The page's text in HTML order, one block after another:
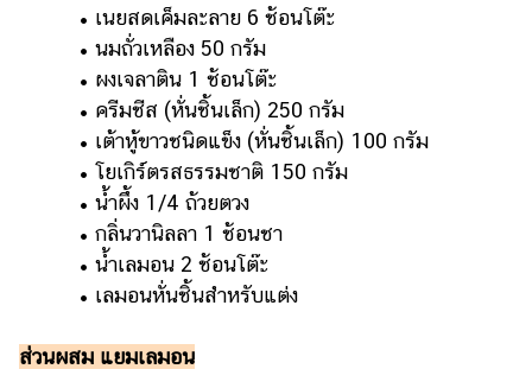
• เนยสดเค็มละลาย 6 ช้อนโต๊ะ
• นมถั่วเหลือง 50 กรัม
• ผงเจลาติน 1 ช้อนโต๊ะ
• ครีมชีส (หั่นชิ้นเล็ก) 250 กรัม
• เต้าหู้ขาวชนิดแข็ง (หั่นชิ้นเล็ก) 100 กรัม
• โยเกิร์ตรสธรรมชาติ 150 กรัม
• น้ำผึ้ง 1/4 ถ้วยตวง
• กลิ่นวานิลลา 1 ช้อนชา
• น้ำเลมอน 2 ช้อนโต๊ะ
• เลมอนหั่นชิ้นสำหรับแต่ง
ส่วนผสม แยมเลมอน